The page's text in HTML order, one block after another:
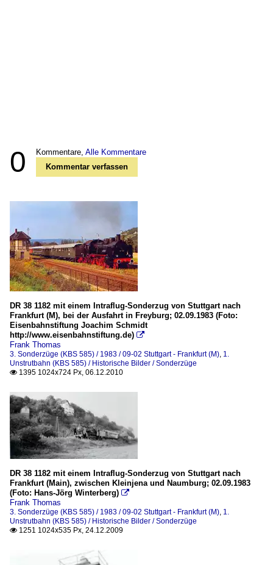
0 Kommentare, Alle Kommentare
Kommentar verfassen
DR 38 1182 mit einem Intraflug-Sonderzug von Stuttgart nach
Frankfurt (M), bei der Ausfahrt in Freyburg; 02.09.1983 (Foto:
Eisenbahnstiftung Joachim Schmidt
http://www.eisenbahnstiftung.de) 
Frank Thomas
3. Sonderzüge (KBS 585) / 1983 / 09-02 Stuttgart - Frankfurt (M), 1.
Unstrutbahn (KBS 585) / Historische Bilder / Sonderzüge
 1395 1024x724 Px, 06.12.2010
DR 38 1182 mit einem Intraflug-Sonderzug von Stuttgart nach
Frankfurt (Main), zwischen Kleinjena und Naumburg; 02.09.1983
(Foto: Hans-Jörg Winterberg) 
Frank Thomas
3. Sonderzüge (KBS 585) / 1983 / 09-02 Stuttgart - Frankfurt (M), 1.
Unstrutbahn (KBS 585) / Historische Bilder / Sonderzüge
 1251 1024x535 Px, 24.12.2009